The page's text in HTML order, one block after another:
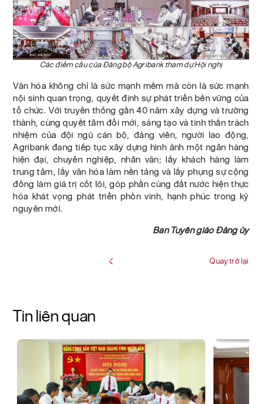
Các điểm cầu của Đảng bộ Agribank tham dự Hội nghị
Văn hóa không chỉ là sức mạnh mềm mà còn là sức mạnh
nội sinh quan trọng, quyết định sự phát triển bền vững của
tổ chức. Với truyền thống gần 40 năm xây dựng và trưởng
thành, cùng quyết tâm đổi mới, sáng tạo và tinh thần trách
nhiệm của đội ngũ cán bộ, đảng viên, người lao động,
Agribank đang tiếp tục xây dựng hình ảnh một ngân hàng
hiện đại, chuyên nghiệp, nhân văn; lấy khách hàng làm
trung tâm, lấy văn hóa làm nền tảng và lấy phụng sự cộng
đồng làm giá trị cốt lõi, góp phần cùng đất nước hiện thực
hóa khát vọng phát triển phồn vinh, hạnh phúc trong kỷ
nguyên mới.
Ban Tuyên giáo Đảng ủy
Quay trở lại
Tin liên quan